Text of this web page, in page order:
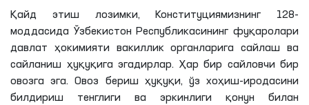
Қайд этиш лозимки, Конституциямизнинг 128-
моддасида Ўзбекистон Республикасининг фуқаролари
давлат ҳокимияти вакиллик органларига сайлаш ва
сайланиш ҳуқуқига эгадирлар. Ҳар бир сайловчи бир
овозга эга. Овоз бериш ҳуқуқи, ўз хоҳиш-иродасини
билдириш тенглиги ва эркинлиги қонун билан